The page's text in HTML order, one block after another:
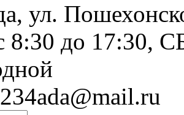
ул.
до 17:30,